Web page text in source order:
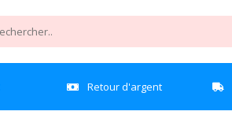
Retour d'argent